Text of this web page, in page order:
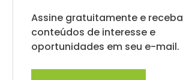
Assine gratuitamente e receba
conteúdos de interesse e
oportunidades em seu e-mail.